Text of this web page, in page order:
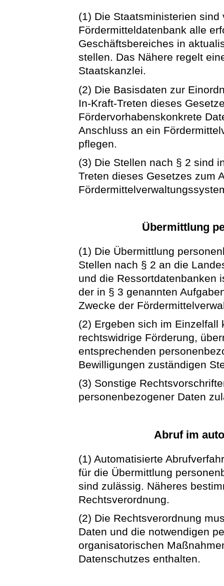
(1) Die Staatsministerien
Fördermitteldatenbank alle
Geschäftsbereiches in
stellen. Das Nähere regelt
Staatskanzlei.
(2) Die Basisdaten zur
In-Kraft-Treten dieses
Fördervorhabenskonkrete
Anschluss an ein
pflegen.
(3) Die Stellen nach § 2 sind
Treten dieses Gesetzes zum
Übermittlung
(1) Die Übermittlung
Stellen nach § 2 an die
und die Ressortdatenbanken
der in § 3 genannten
Zwecke der
(2) Ergeben sich im Einzelfall
rechtswidrige Förderung,
entsprechenden
Bewilligungen zuständigen
(3) Sonstige
personenbezogener Daten
Abruf im
(1) Automatisierte
für die Übermittlung
sind zulässig. Näheres
Rechtsverordnung.
(2) Die Rechtsverordnung
Daten und die notwendigen
organisatorischen
Datenschutzes enthalten.